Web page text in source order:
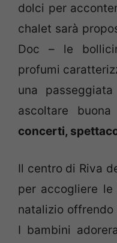
dolci per
chalet sarà
Doc – le
profumi
una
ascoltare
concerti,
Il centro di Riva
per accogliere
natalizio
I bambini